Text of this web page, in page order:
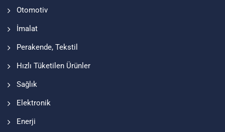
Otomotiv
İmalat
Perakende, Tekstil
Hızlı Tüketilen Ürünler
Sağlık
Elektronik
Enerji